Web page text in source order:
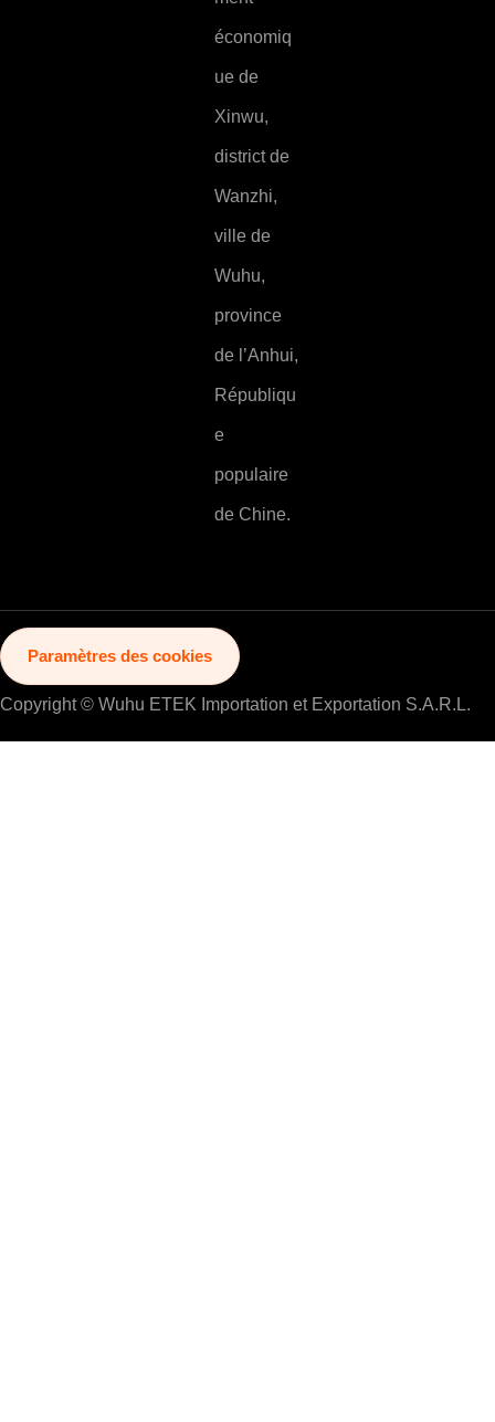
économiq
ue de
Xinwu,
district de
Wanzhi,
ville de
Wuhu,
province
de l’Anhui,
Républiqu
e
populaire
de Chine.
Paramètres des cookies
Copyright © Wuhu ETEK Importation et Exportation S.A.R.L.